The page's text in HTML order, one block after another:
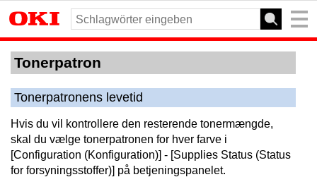
Tonerpatron
Tonerpatronens levetid
Hvis du vil kontrollere den resterende tonermængde,
skal du vælge tonerpatronen for hver farve i
[Configuration (Konfiguration)] - [Supplies Status (Status
for forsyningsstoffer)] på betjeningspanelet.